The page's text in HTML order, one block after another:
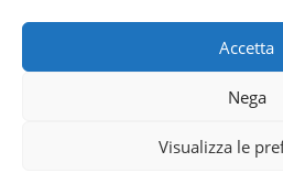
Accetta
Nega
Visualizza le
Via Brentano, 6 –
Tel: (+39) 0344